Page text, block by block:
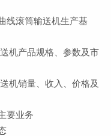
滚筒输送机生产基
机产品规格、参数及市
机销量、收入、价格及
要业务